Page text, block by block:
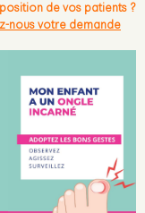
de vos patients ?
nous votre demande